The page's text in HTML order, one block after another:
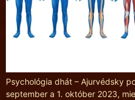
Psychológia dhát – Ajurvédsky
september a 1. október 2023,